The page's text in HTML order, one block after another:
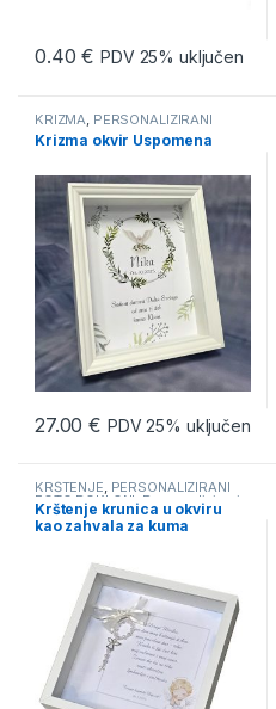
0.40€ PDV 25% uključen
KRIZMA PERSONALIZIRANI
FOTO POKLONI,
okviri
Krizma okvir Uspomena
27.00€ PDV 25% uključen
KRŠTENJE, PERSONALIZIRANI
FOTO POKLONI, Personalizirani
okviri,Pokloni za krštenje
Krštenje krunica u okviru
kao zahvala za kuma